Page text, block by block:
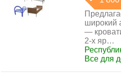
широкий
—
2-х яр…
Все для